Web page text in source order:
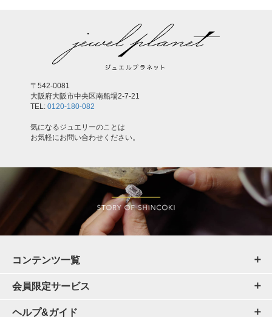
〒542-0081
大阪府大阪市中央区南船場2-7-21
TEL: 0120-180-082
気になるジュエリーのことは
お気軽にお問い合わせください。
コンテンツ一覧
会員限定サービス
ヘルプ&ガイド